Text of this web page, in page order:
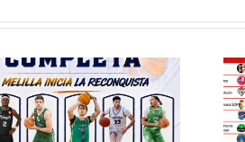
Definidos el
grupo de
Segunda FEB y
la Copa España